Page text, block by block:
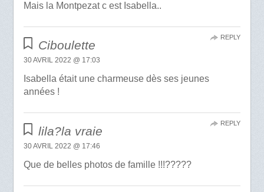
Mais la Montpezat c est Isabella..
Ciboulette
30 AVRIL 2022 @ 17:03
Isabella était une charmeuse dès ses jeunes
années !
REPLY
lila?la vraie
30 AVRIL 2022 @ 17:46
Que de belles photos de famille !!!?????
REPLY